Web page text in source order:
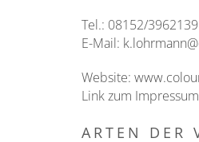
Tel.: 08152/3962139
E-Mail:
Website:
Link zum
ARTEN DER